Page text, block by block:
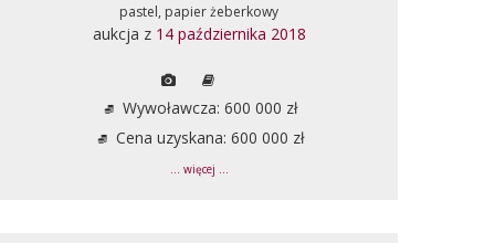
pastel, papier żeberkowy
aukcja z 14 października 2018
Wywoławcza: 600 000 zł
Cena uzyskana: 600 000 zł
... więcej ...